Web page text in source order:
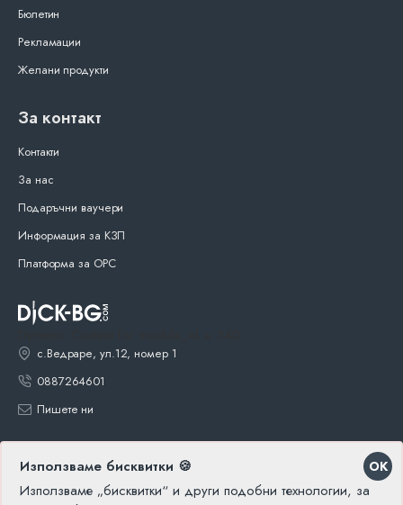
Бюлетин
Рекламации
Желани продукти
За контакт
Контакти
За нас
Подаръчни ваучери
Информация за КЗП
Платформа за ОРС
с.Ведраре, ул.12, номер 1
0887264601
Пишете ни
OK
Използваме бисквитки 🍪
Използваме „бисквитки“ и други подобни технологии, за